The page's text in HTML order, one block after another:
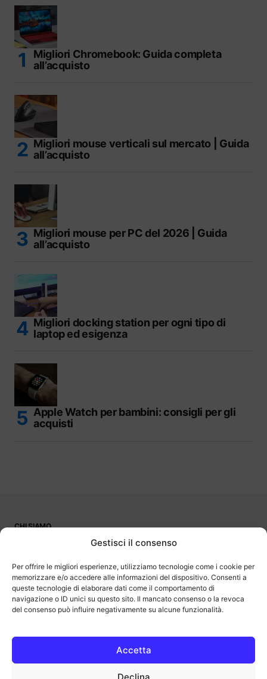
Gestisci il consenso
Per offrire le migliori esperienze, utilizziamo tecnologie come i cookie per
memorizzare e/o accedere alle informazioni del dispositivo. Consenti a
queste tecnologie di elaborare dati come il comportamento di
navigazione o ID unici su questo sito. Il mancato consenso o la revoca
del consenso può influire negativamente su alcune funzionalità.
Accetta
Declina
Migliori Chromebook: Guida completa
all’acquisto
Migliori mouse verticali sul mercato | Guida
all’acquisto
Migliori mouse per PC del 2026 | Guida
all’acquisto
Migliori docking station per ogni tipo di
laptop ed esigenza
Apple Watch per bambini: consigli per gli
acquisti
CHI SIAMO
OutOfBit
programma di affiliazione che consente ai siti di percepire una
commissione pubblicitaria pubblicizzando e fornendo link al sito
Amazon.it. Amazon e il logo Amazon sono marchi registrati di
Amazon.com, Inc. o delle sue affiliate.
COPYRIGHT © 2013-2025 OUTOFBIT P.IVA 04140830243, TUTTI I